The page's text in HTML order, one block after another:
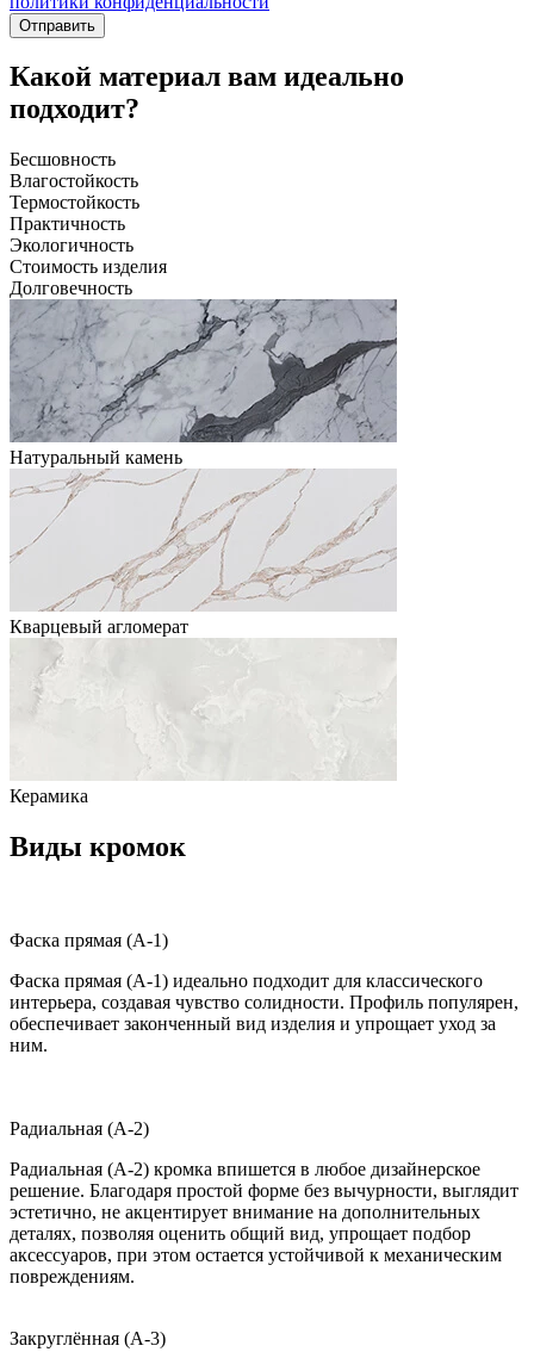
Отправить
Какой материал вам идеально
подходит?
Бесшовность
Влагостойкость
Термостойкость
Практичность
Экологичность
Стоимость изделия
Долговечность
Натуральный камень
Кварцевый агломерат
Керамика
Виды кромок
Фаска прямая (A-1)
Фаска прямая (A-1) идеально подходит для классического
интерьера, создавая чувство солидности. Профиль популярен,
обеспечивает законченный вид изделия и упрощает уход за
ним.
Радиальная (A-2)
Радиальная (A-2) кромка впишется в любое дизайнерское
решение. Благодаря простой форме без вычурности, выглядит
эстетично, не акцентирует внимание на дополнительных
деталях, позволяя оценить общий вид, упрощает подбор
аксессуаров, при этом остается устойчивой к механическим
повреждениям.
Закруглённая (A-3)